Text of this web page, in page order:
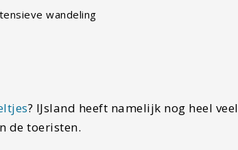
wandeling
? IJsland heeft namelijk nog heel veel
de toeristen.